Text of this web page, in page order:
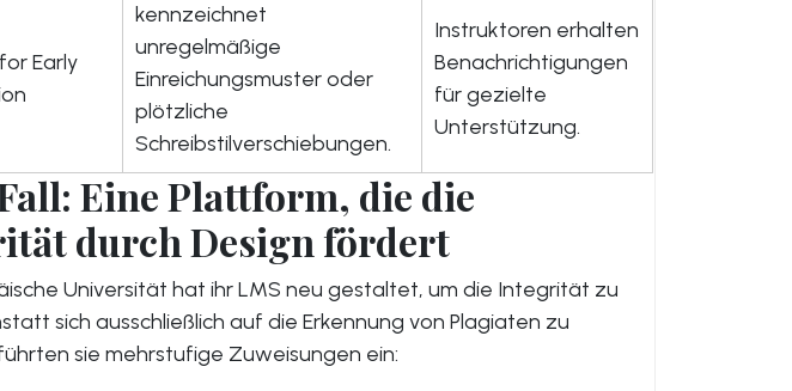
Early
kennzeichnet
unregelmäßige
Einreichungsmuster oder
plötzliche
Schreibstilverschiebungen.
Instruktoren erhalten
Benachrichtigungen
für gezielte
Unterstützung.
Eine Plattform, die die
durch Design fördert
Universität hat ihr LMS neu gestaltet, um die Integrität zu
sich ausschließlich auf die Erkennung von Plagiaten zu
sie mehrstufige Zuweisungen ein: